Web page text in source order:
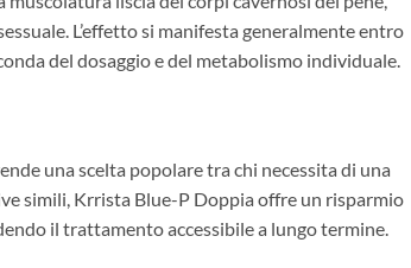
L’effetto si manifesta generalmente entro
del dosaggio e del metabolismo individuale.
una scelta popolare tra chi necessita di una
simili, Krrista Blue-P Doppia offre un risparmio
il trattamento accessibile a lungo termine.